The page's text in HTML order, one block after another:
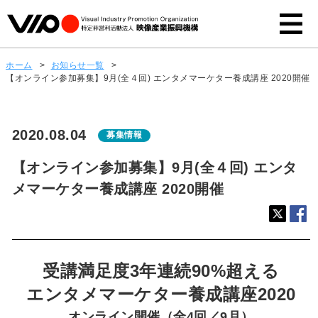
ホーム > お知らせ一覧
>
【オンライン参加募集】9月(全４回) エンタメマーケター養成講座 2020開催
2020.08.04 募集情報
【オンライン参加募集】9月(全４回) エンタ
メマーケター養成講座 2020開催
受講満足度3年連続90%超える
エンタメマーケター養成講座2020